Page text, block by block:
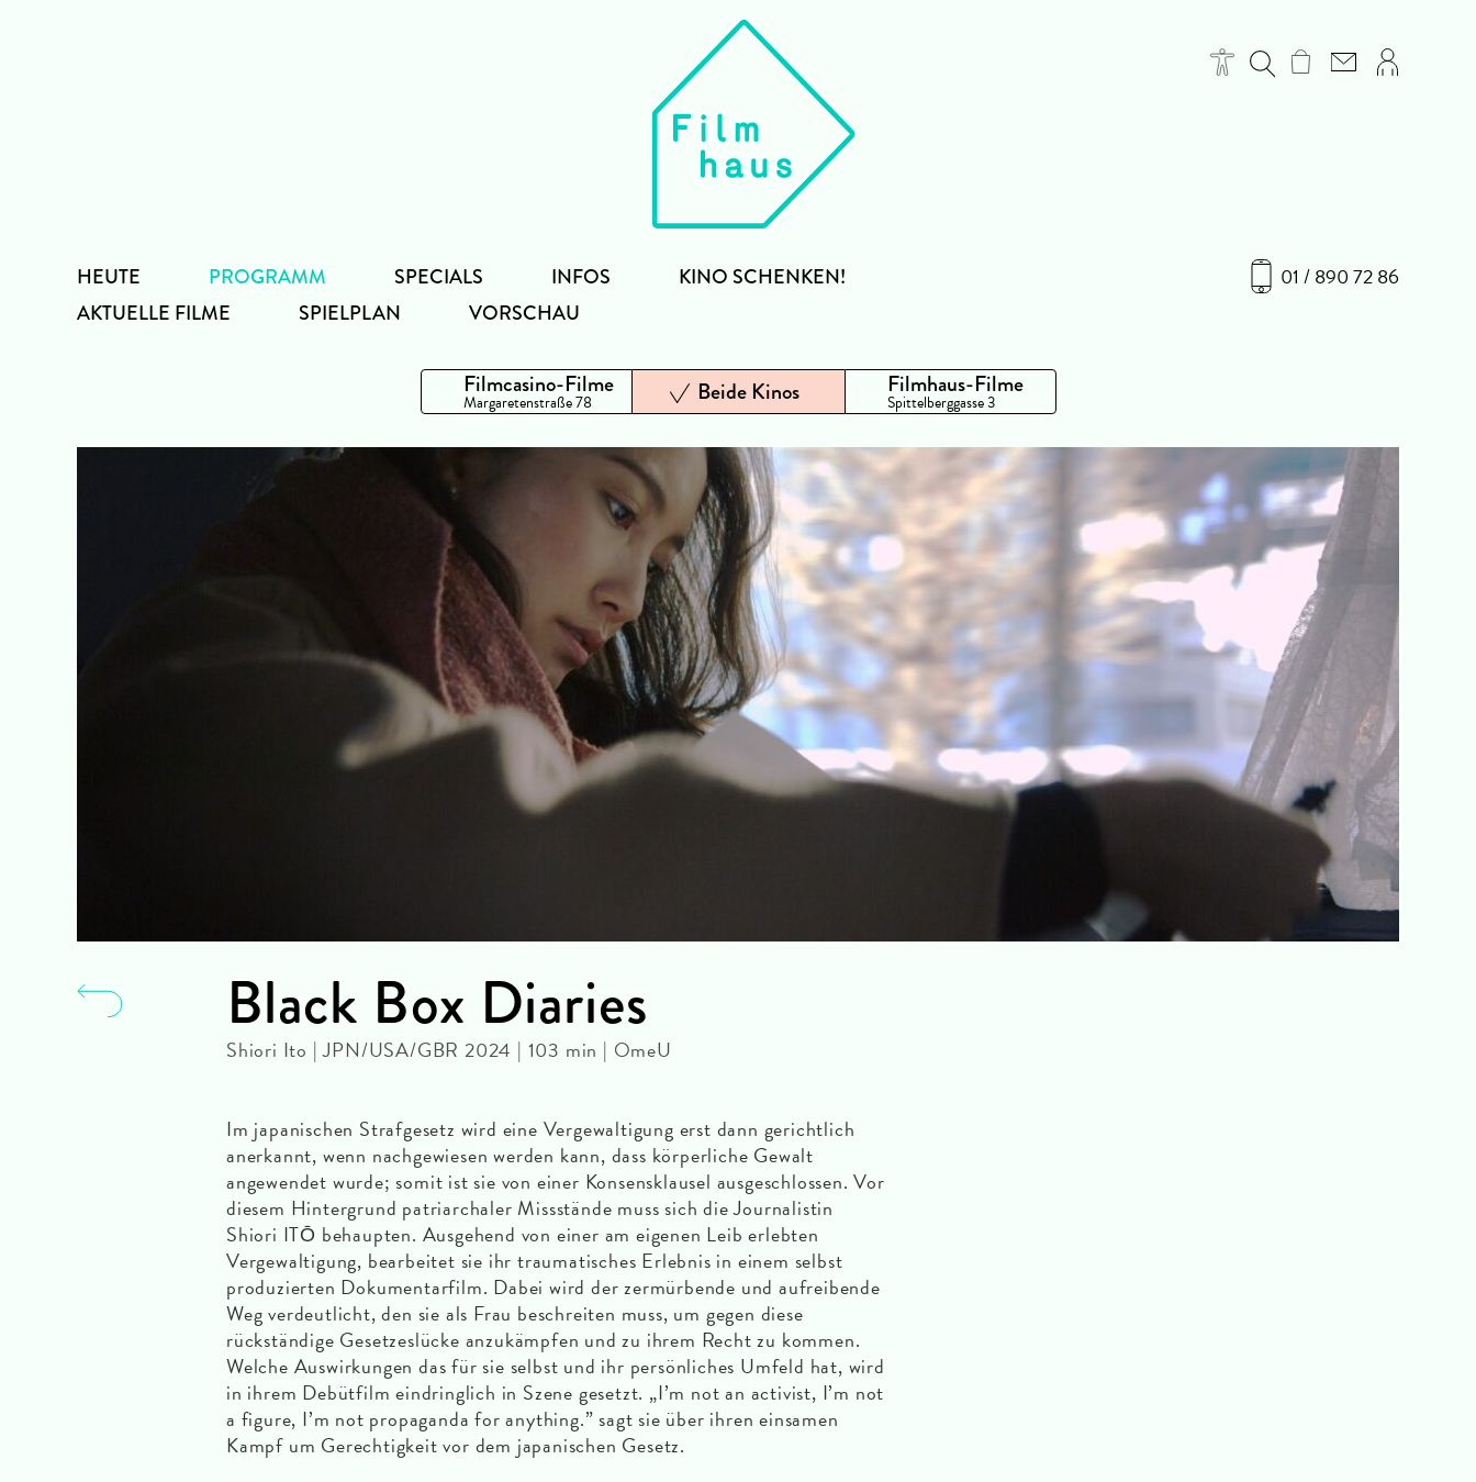
01 / 890 72 86
HEUTE
PROGRAMM
AKTUELLE FILME
SPIELPLAN VORSCHAU
SPECIALS INFOS KINO SCHENKEN!
Filmcasino-Filme
Margaretenstraße 78 Beide Kinos Filmhaus-Filme
Spittelberggasse 3
Black Box Diaries
Shiori Ito | JPN/USA/GBR 2024 | 103 min | OmeU
Im japanischen Strafgesetz wird eine Vergewaltigung erst dann gerichtlich
anerkannt, wenn nachgewiesen werden kann, dass körperliche Gewalt
angewendet wurde; somit ist sie von einer Konsensklausel ausgeschlossen. Vor
diesem Hintergrund patriarchaler Missstände muss sich die Journalistin
Shiori ITŌ behaupten. Ausgehend von einer am eigenen Leib erlebten
Vergewaltigung, bearbeitet sie ihr traumatisches Erlebnis in einem selbst
produzierten Dokumentarfilm. Dabei wird der zermürbende und aufreibende
Weg verdeutlicht, den sie als Frau beschreiten muss, um gegen diese
rückständige Gesetzeslücke anzukämpfen und zu ihrem Recht zu kommen.
Welche Auswirkungen das für sie selbst und ihr persönliches Umfeld hat, wird
in ihrem Debütfilm eindringlich in Szene gesetzt. „I’m not an activist, I’m not
a figure, I’m not propaganda for anything.” sagt sie über ihren einsamen
Kampf um Gerechtigkeit vor dem japanischen Gesetz.